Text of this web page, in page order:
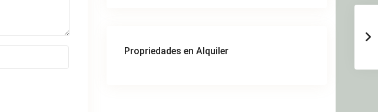
Propriedades en Alquiler